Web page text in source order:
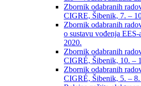
Zbornik odabranih
CIGRE, Šibenik, 7. –
Zbornik odabranih
o sustavu vođenja
2020.
Zbornik odabranih
CIGRÉ, Šibenik, 10. –
Zbornik odabranih
CIGRÉ, Šibenik, 5. – 8.